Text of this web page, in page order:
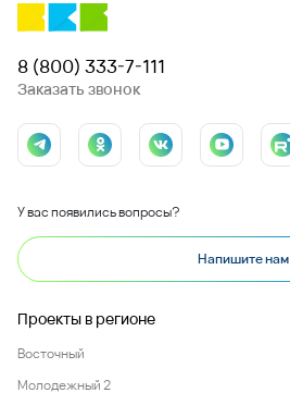
8 (800) 333-7-111
Заказать звонок
У вас появились вопросы?
Напишите нам
Проекты в регионе
Восточный
Молодежный 2